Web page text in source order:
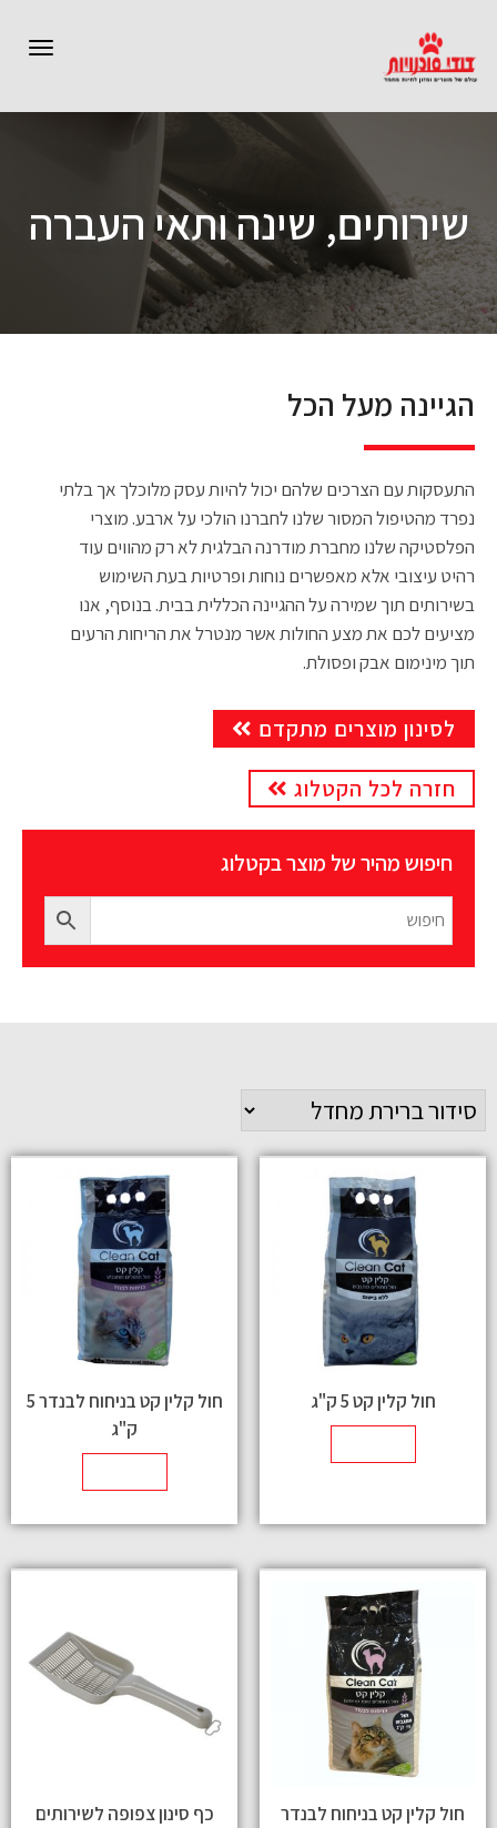
שירותים, שינה ותאי העברה
הגיינה מעל הכל
התעסקות עם הצרכים שלהם יכול להיות עסק מלוכלך אך בלתי
נפרד מהטיפול המסור שלנו לחברנו הולכי על ארבע. מוצרי
הפלסטיקה שלנו מחברת מודרנה הבלגית לא רק מהווים עוד
רהיט עיצובי אלא מאפשרים נוחות ופרטיות בעת השימוש
בשירותים תוך שמירה על ההגיינה הכללית בבית. בנוסף, אנו
מציעים לכם את מצע החולות אשר מנטרל את הריחות הרעים
תוך מינימום אבק ופסולת.
לסינון מוצרים מתקדם
חזרה לכל הקטלוג
חיפוש מהיר של מוצר בקטלוג
חול קלין קט 5 ק"ג
חול קלין קט בניחוח לבנדר 5
ק"ג
חול קלין קט בניחוח לבנדר
כף סינון צפופה לשירותים